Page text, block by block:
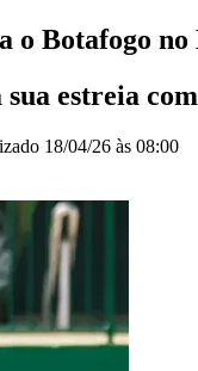
o Botafogo
estreia
18/04/26 às 08:00